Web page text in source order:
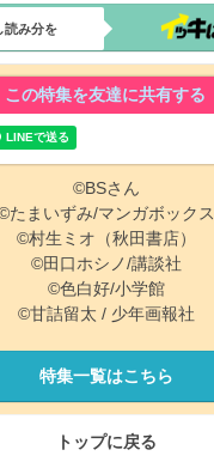
読み分を
この特集を友達に共有する
©BSさん
たまいずみ/マンガボックス
©村生ミオ（秋田書店）
©田口ホシノ/講談社
©色白好/小学館
©甘詰留太 / 少年画報社
特集一覧はこちら
トップに戻る